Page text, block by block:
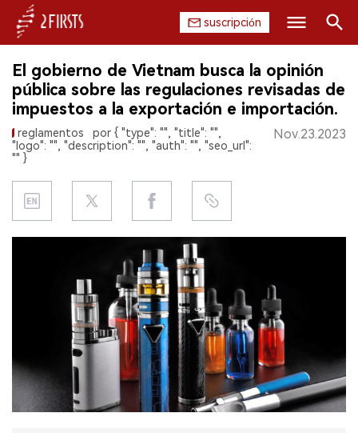
suscripción
INICIO
EMPRESA
PRODUCTO
REGULACIÓN
CHINA
EXPOSICIÓN
ENTREVISTA
Buscar
El gobierno de Vietnam busca la opinión
pública sobre las regulaciones revisadas de
impuestos a la exportación e importación.
reglamentos
por { "type": "", "title": "",
"logo": "", "description": "", "auth": "", "seo_url":
"" }
Nov.23.2023